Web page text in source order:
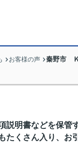
お客様の声 秦野市
説明書などを保管
たくさん入り、お